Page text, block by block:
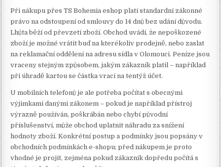
Při nákupu přes TS Bohemia eshop platí standardní zákonné
právo na odstoupení od smlouvy do 14 dnů bez udání důvodu.
Lhůta běží od převzetí zboží. Obchod uvádí, že nepoškozené
zboží je možné vrátit buď na kterékoliv prodejně, nebo zaslat
na reklamační oddělení na adresu sídla v Olomouci. Peníze jsou
vraceny stejným způsobem, jakým zákazník platil – například
při úhradě kartou se částka vrací na tentýž účet.
U mobilních telefonů je ale potřeba počítat s obecnými
výjimkami danými zákonem – pokud je například přístroj
výrazně používán, poškrábán nebo chybí původní
příslušenství, může obchod uplatnit náhradu za snížení
hodnoty zboží. Konkrétní postup a podmínky jsou popsány v
obchodních podmínkách e-shopu; před nákupem je proto
vhodné je projít, zejména pokud zákazník dopředu počítá s